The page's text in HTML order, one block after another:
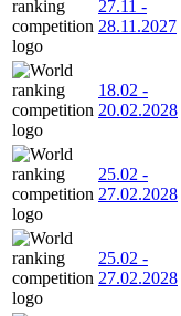
27.11 -
28.11.2027
18.02 -
20.02.2028
25.02 -
27.02.2028
25.02 -
27.02.2028